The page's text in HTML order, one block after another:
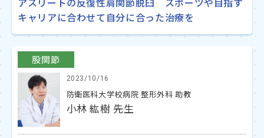
キャリアに合わせて自分に合った治療を
股関節
2023/10/16
防衛医科大学校病院 整形外科 助教
小林 紘樹 先生